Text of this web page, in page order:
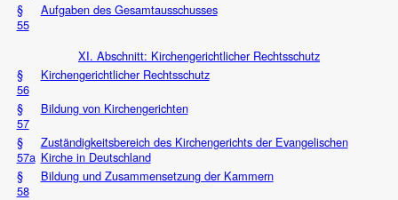
§
55
Aufgaben des Gesamtausschusses
XI. Abschnitt: Kirchengerichtlicher Rechtsschutz
§
56
Kirchengerichtlicher Rechtsschutz
§
57
Bildung von Kirchengerichten
§
57a
Zuständigkeitsbereich des Kirchengerichts der Evangelischen
Kirche in Deutschland
§
58
Bildung und Zusammensetzung der Kammern